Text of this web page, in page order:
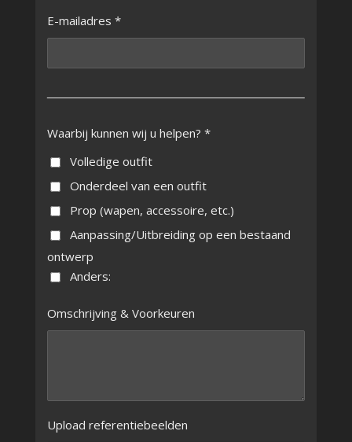
E-mailadres *
Waarbij kunnen wij u helpen? *
Volledige outfit
Onderdeel van een outfit
Prop (wapen, accessoire, etc.)
Aanpassing/Uitbreiding op een bestaand
ontwerp
Anders:
Omschrijving & Voorkeuren
Upload referentiebeelden